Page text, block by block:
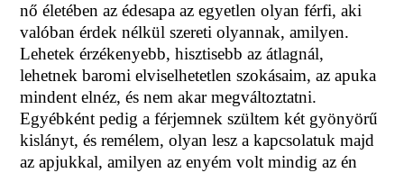
nő életében az édesapa az egyetlen olyan férfi, aki
valóban érdek nélkül szereti olyannak, amilyen.
Lehetek érzékenyebb, hisztisebb az átlagnál,
lehetnek baromi elviselhetetlen szokásaim, az apuka
mindent elnéz, és nem akar megváltoztatni.
Egyébként pedig a férjemnek szültem két gyönyörű
kislányt, és remélem, olyan lesz a kapcsolatuk majd
az apjukkal, amilyen az enyém volt mindig az én